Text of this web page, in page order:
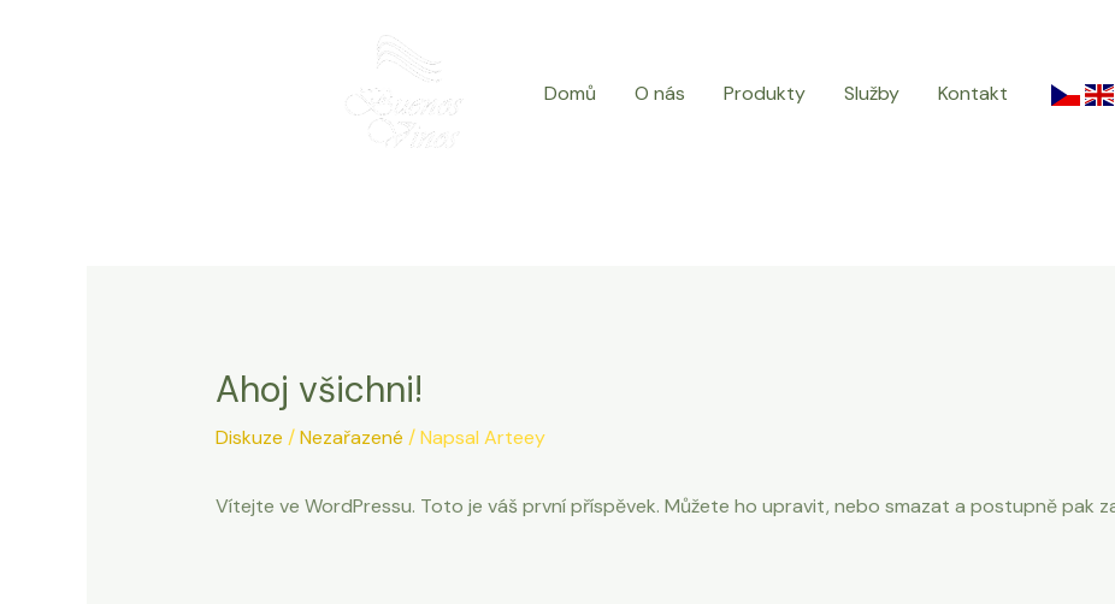
Domů O nás Produkty Služby Kontakt
Ahoj všichni!
Diskuze /Nezařazené / Napsal Arteey
Vítejte ve WordPressu. Toto je váš první příspěvek. Můžete ho upravit, nebo smazat a postupně pak